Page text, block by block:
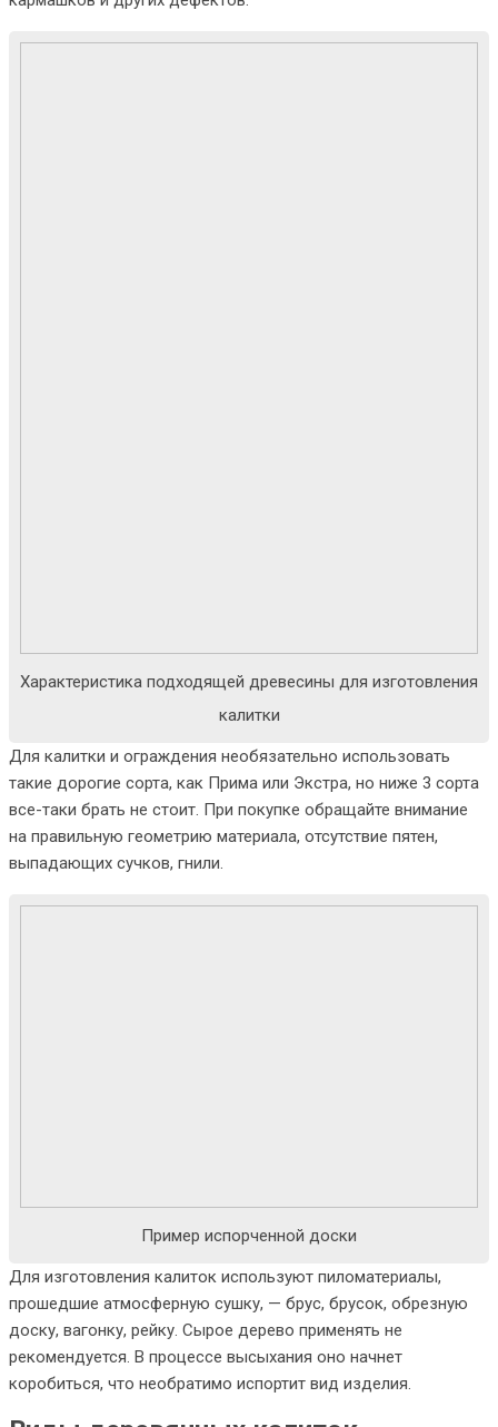
Характеристика подходящей древесины для изготовления
калитки
Для калитки и ограждения необязательно использовать
такие дорогие сорта, как Прима или Экстра, но ниже 3 сорта
все-таки брать не стоит. При покупке обращайте внимание
на правильную геометрию материала, отсутствие пятен,
выпадающих сучков, гнили.
Пример испорченной доски
Для изготовления калиток используют пиломатериалы,
прошедшие атмосферную сушку, — брус, брусок, обрезную
доску, вагонку, рейку. Сырое дерево применять не
рекомендуется. В процессе высыхания оно начнет
коробиться, что необратимо испортит вид изделия.